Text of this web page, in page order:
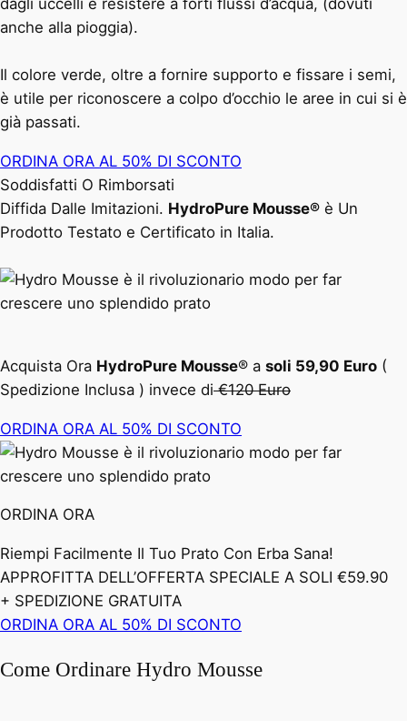
dagli uccelli e resistere a forti flussi d’acqua, (dovuti
anche alla pioggia).
Il colore verde, oltre a fornire supporto e fissare i semi,
è utile per riconoscere a colpo d’occhio le aree in cui si è
già passati.
ORDINA ORA AL 50% DI SCONTO
Soddisfatti O Rimborsati
Diffida Dalle Imitazioni. HydroPure Mousse® è Un
Prodotto Testato e Certificato in Italia.
Acquista Ora HydroPure Mousse® a soli 59,90 Euro (
Spedizione Inclusa ) invece di€120 Euro
ORDINA ORA AL 50% DI SCONTO
ORDINA ORA
Riempi Facilmente Il Tuo Prato Con Erba Sana!
APPROFITTA DELL’OFFERTA SPECIALE A SOLI €59.90
+ SPEDIZIONE GRATUITA
ORDINA ORA AL 50% DI SCONTO
Come Ordinare Hydro Mousse